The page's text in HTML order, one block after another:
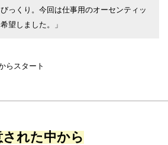
っくり。今回は仕事用のオーセンティッ
望しました。」
された中から